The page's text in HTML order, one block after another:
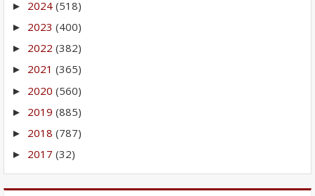
► 2024 (518)
► 2023 (400)
► 2022 (382)
► 2021 (365)
► 2020 (560)
► 2019 (885)
► 2018 (787)
► 2017 (32)